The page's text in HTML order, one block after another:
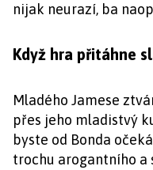
nijak neurazí, ba
Když hra přitáhne
Mladého Jamese
přes jeho mladistvý
byste od Bonda
trochu arogantního a